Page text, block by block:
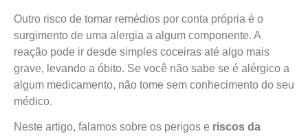
Outro risco de tomar remédios por conta própria é o
surgimento de uma alergia a algum componente. A
reação pode ir desde simples coceiras até algo mais
grave, levando a óbito. Se você não sabe se é alérgico a
algum medicamento, não tome sem conhecimento do seu
médico.
Neste artigo, falamos sobre os perigos e riscos da